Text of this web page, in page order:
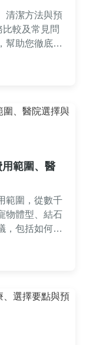
清潔方法與預
較及常見問
幫助您徹底解
格，讓您一
範圍、醫
範圍，從數千
物體型、結石
，包括如何選
面了解寵物